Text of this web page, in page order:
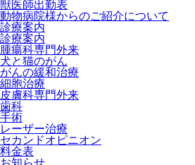
獣医師出勤表
動物病院様からのご紹介について
診療案内
診療案内
腫瘍科専門外来
犬と猫のがん
がんの緩和治療
細胞治療
皮膚科専門外来
歯科
手術
レーザー治療
セカンドオピニオン
料金表
お知らせ